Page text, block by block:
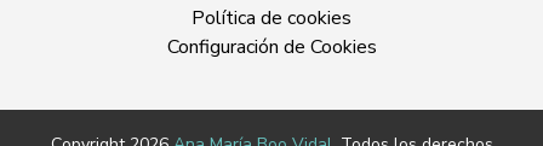
Política de cookies
Configuración de Cookies